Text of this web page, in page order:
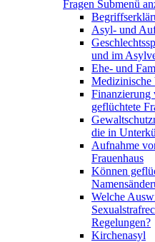
Fragen Submenü
Asyl- und
und im
Ehe- und
Medizinische
Finanzierung
geflüchtete
die in
Aufnahme
Frauenhaus
Können
Welche
Regelungen?
Kirchenasyl